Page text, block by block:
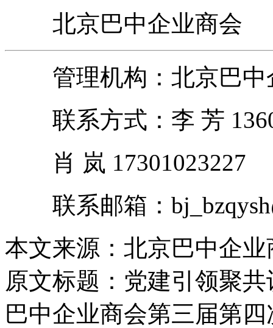
北京巴中企业商会
管理机构：北京巴中
联系方式：李 芳
肖 岚 17301023227
联系邮箱：
本文来源：北京巴中企业
原文标题： 党建引领聚
巴中企业商会第三届第